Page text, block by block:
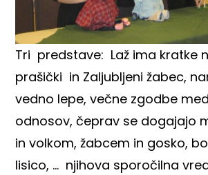
Tri predstave: Laž ima kratke
prašički in Zaljubljeni žabec,
vedno lepe, večne zgodbe
odnosov, čeprav se dogajajo
in volkom, žabcem in gosko,
lisico, … njihova sporočilna